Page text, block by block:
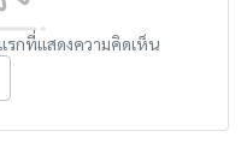
รกที่แสดงความคิดเห็น